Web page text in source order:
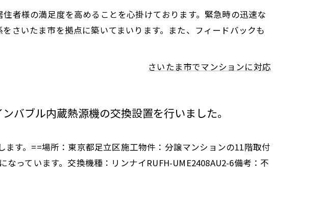
者様の満足度を高めることを心掛けております。緊急時の迅速な
さいたま市を拠点に築いてまいります。また、フィードバックも
さいたま市でマンションに対応
バブル内蔵熱源機の交換設置を行いました。
ます。==場所：東京都足立区施工物件：分譲マンションの11階取付
なっています。交換機種：リンナイRUFH-UME2408AU2-6備考：不